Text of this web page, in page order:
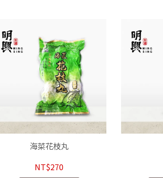
海菜花枝丸
NT$270